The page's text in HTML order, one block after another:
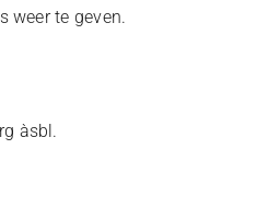
weer te geven.
àsbl.